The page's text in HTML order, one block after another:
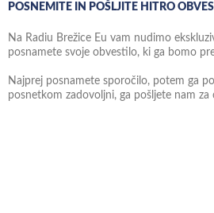
POSNEMITE IN POŠLJITE HITRO
Na Radiu Brežice Eu vam nudimo
posnamete svoje obvestilo, ki ga bomo
Najprej posnamete sporočilo, potem ga
posnetkom zadovoljni, ga pošljete nam za